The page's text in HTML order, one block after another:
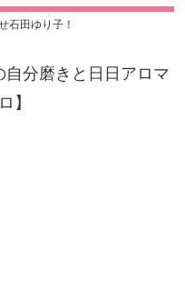
石田ゆり子！
分磨きと日日アロマ
】